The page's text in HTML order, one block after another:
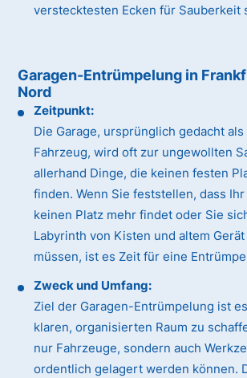
verstecktesten Ecken für Sauberkeit
Garagen-Entrümpelung in
Nord
Zeitpunkt:
Die Garage, ursprünglich gedacht
Fahrzeug, wird oft zur ungewollten
allerhand Dinge, die keinen festen
finden. Wenn Sie feststellen, dass
keinen Platz mehr findet oder Sie
Labyrinth von Kisten und altem
müssen, ist es Zeit für eine
Zweck und Umfang:
Ziel der Garagen-Entrümpelung ist
klaren, organisierten Raum zu
nur Fahrzeuge, sondern auch
ordentlich gelagert werden können.